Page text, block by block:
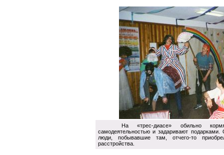
На «трес-диасе» обильно
самодеятельностью и задаривают
люди, побывавшие там, отчего-то
расстройства.